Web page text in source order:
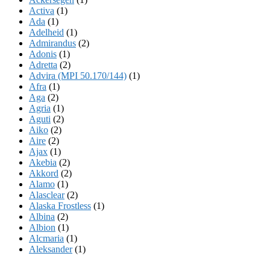
Activa (1)
Ada (1)
Adelheid (1)
Admirandus (2)
Adonis (1)
Adretta (2)
Advira (MPI 50.170/144) (1)
Afra (1)
Aga (2)
Agria (1)
Aguti (2)
Aiko (2)
Aire (2)
Ajax (1)
Akebia (2)
Akkord (2)
Alamo (1)
Alasclear(2)
Alaska Frostless (1)
Albina (2)
Albion (1)
Alcmaria (1)
Aleksander(1)